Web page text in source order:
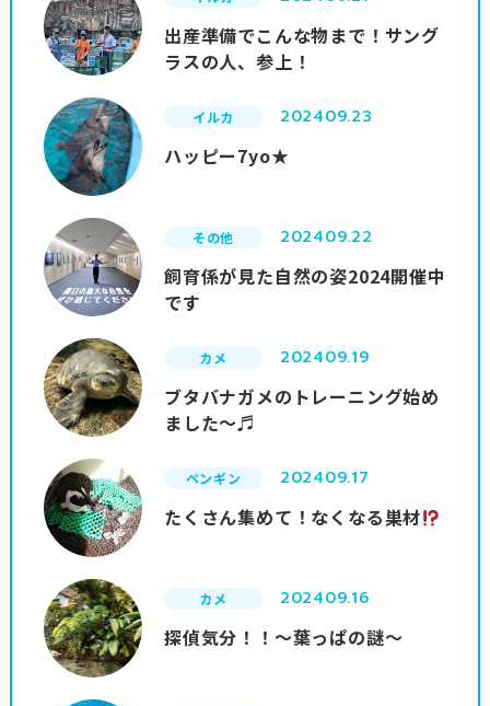
出産準備でこんな物まで！サング
ラスの人、参上！
イルカ 202409.23
ハッピー7yo★
その他 202409.22
飼育係が見た自然の姿2024開催中
です
カメ 202409.19
ブタバナガメのトレーニング始め
ました～♬
ペンギン 202409.17
たくさん集めて！なくなる巣材
カメ 202409.16
探偵気分！！～葉っぱの謎～